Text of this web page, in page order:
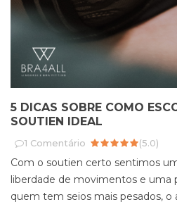
5 DICAS SOBRE COMO
SOUTIEN IDEAL
1 Comentário (5.0)
Com o soutien certo sentimos
liberdade de movimentos e uma
quem tem seios mais pesados, o